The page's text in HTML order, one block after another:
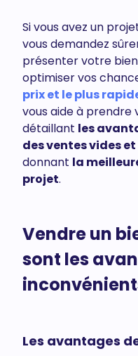
Si vous avez un
vous demandez
présenter votre
optimiser vos
prix et le plus
vous aide à prendre
détaillant les
des ventes vides
donnant la
projet.
Vendre un
sont les
Les avantages